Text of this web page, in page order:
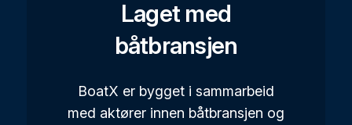
Laget med
båtbransjen
BoatX er bygget i sammarbeid
med aktører innen båtbransjen og